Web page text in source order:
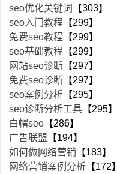
seo优化关键词
【303】
seo入门教程 【299】
免费seo教程 【299】
seo基础教程 【299】
网站seo诊断 【297】
免费seo诊断 【297】
seo案例分析 【295】
seo诊断分析工具 【295】
白帽seo 【286】
广告联盟 【194】
如何做网络营销 【183】
网络营销案例分析 【172】